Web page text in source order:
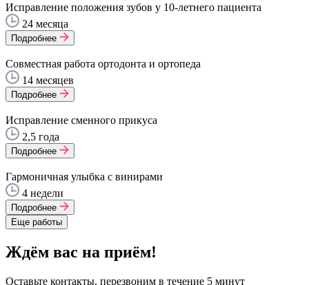
Исправление положения зубов у 10-летнего пациента
24 месяца
Подробнее
Совместная работа ортодонта и ортопеда
14 месяцев
Подробнее
Исправление сменного прикуса
2,5 года
Подробнее
Гармоничная улыбка с винирами
4 недели
Подробнее
Еще работы
Ждём вас на приём!
Оставьте контакты, перезвоним в течение 5 минут